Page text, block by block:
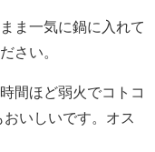
ま一気に鍋に入れて
さい。
間ほど弱火でコトコ
いしいです。オス